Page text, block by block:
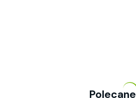
Polecane